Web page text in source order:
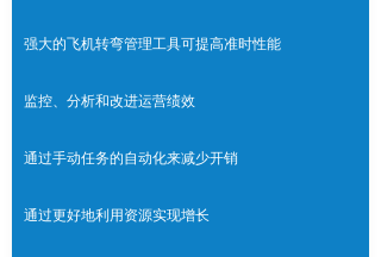
强大的飞机转弯管理工具可提高准时性能
监控、分析和改进运营绩效
通过手动任务的自动化来减少开销
通过更好地利用资源实现增长